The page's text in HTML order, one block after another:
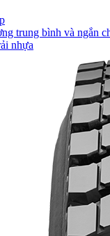
trung bình và ngắn
nhựa